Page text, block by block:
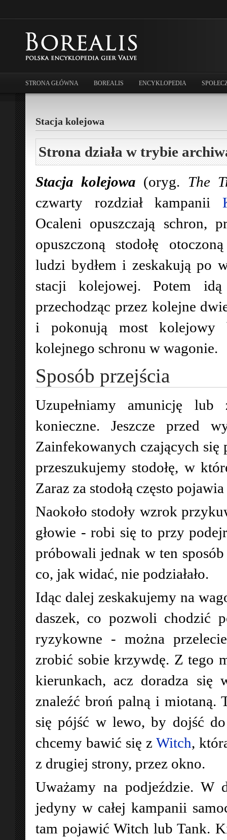
STRONA GŁÓWNA BOREALIS ENCYKLOPEDIA
Stacja kolejowa
Strona działa w trybie
Stacja kolejowa (oryg. The
czwarty rozdział kampanii
Ocaleni opuszczają schron,
opuszczoną stodołę
ludzi bydłem i zeskakują po
stacji kolejowej. Potem
przechodząc przez kolejne
i pokonują most kolejowy
kolejnego schronu w wagonie.
Sposób przejścia
Uzupełniamy amunicję
konieczne. Jeszcze przed
Zainfekowanych czających się
przeszukujemy stodołę, w
Zaraz za stodołą często
Naokoło stodoły wzrok
głowie - robi się to przy
próbowali jednak w ten
co, jak widać, nie podziałało.
Idąc dalej zeskakujemy na
daszek, co pozwoli chodzić
ryzykowne - można
zrobić sobie krzywdę. Z tego
kierunkach, acz doradza się
znaleźć broń palną i miotaną.
się pójść w lewo, by dojść
chcemy bawić się z Witch,
z drugiej strony, przez okno.
Uważamy na podjeździe. W
jedyny w całej kampanii
tam pojawić Witch lub Tank.